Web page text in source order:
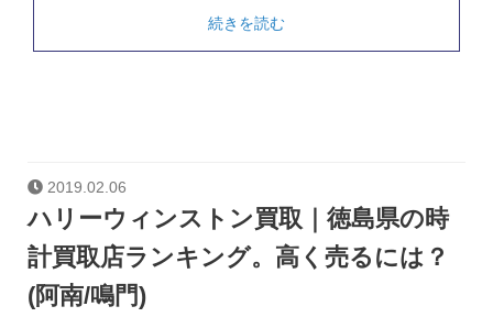
続きを読む
2019.02.06
ハリーウィンストン買取｜徳島県の時
計買取店ランキング。高く売るには？
(阿南/鳴門)